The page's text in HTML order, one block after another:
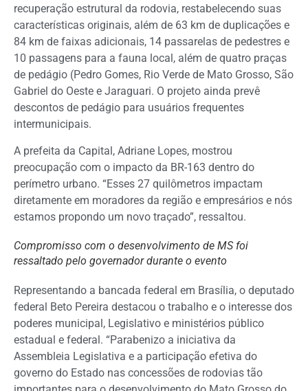
recuperação estrutural da rodovia, restabelecendo suas
características originais, além de 63 km de duplicações e
84 km de faixas adicionais, 14 passarelas de pedestres e
10 passagens para a fauna local, além de quatro praças
de pedágio (Pedro Gomes, Rio Verde de Mato Grosso, São
Gabriel do Oeste e Jaraguari. O projeto ainda prevê
descontos de pedágio para usuários frequentes
intermunicipais.
A prefeita da Capital, Adriane Lopes, mostrou
preocupação com o impacto da BR-163 dentro do
perímetro urbano. “Esses 27 quilômetros impactam
diretamente em moradores da região e empresários e nós
estamos propondo um novo traçado”, ressaltou.
Compromisso com o desenvolvimento de MS foi
ressaltado pelo governador durante o evento
Representando a bancada federal em Brasília, o deputado
federal Beto Pereira destacou o trabalho e o interesse dos
poderes municipal, Legislativo e ministérios público
estadual e federal. “Parabenizo a iniciativa da
Assembleia Legislativa e a participação efetiva do
governo do Estado nas concessões de rodovias tão